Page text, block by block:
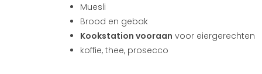
Muesli
Brood en gebak
Kookstation vooraan voor eiergerechten
koffie, thee, prosecco